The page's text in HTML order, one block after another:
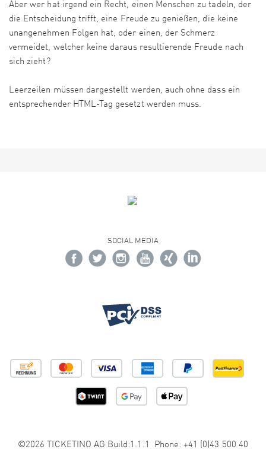
Aber wer hat irgend ein Recht, einen Menschen zu tadeln, der
die Entscheidung trifft, eine Freude zu genießen, die keine
unangenehmen Folgen hat, oder einen, der Schmerz
vermeidet, welcher keine daraus resultierende Freude nach
sich zieht?
Leerzeilen müssen dargestellt werden, auch ohne dass ein
entsprechender HTML-Tag gesetzt werden muss.
SOCIAL MEDIA
©2026 TICKETINO AG Build:1.1.1 Phone: +41 (0)43 500 40